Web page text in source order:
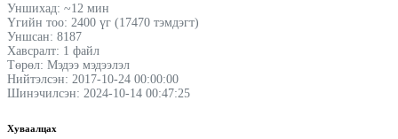
Уншихад: ~12 мин
Үгийн тоо: 2400 үг (17470 тэмдэгт)
Уншсан: 8187
Хавсралт: 1 файл
Төрөл: Мэдээ мэдээлэл
Нийтэлсэн: 2017-10-24 00:00:00
Шинэчилсэн: 2024-10-14 00:47:25
Хуваалцах